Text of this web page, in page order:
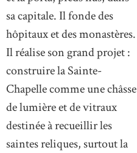
sa capitale. Il fonde des
hôpitaux et des monastères.
Il réalise son grand projet :
construire la Sainte-
Chapelle comme une châsse
de lumière et de vitraux
destinée à recueillir les
saintes reliques, surtout la